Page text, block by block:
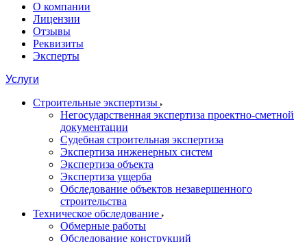
О компании
Лицензии
Отзывы
Реквизиты
Эксперты
Услуги
Строительные экспертизы
Негосударственная экспертиза проектно-сметной
документации
Судебная строительная экспертиза
Экспертиза инженерных систем
Экспертиза объекта
Экспертиза ущерба
Обследование объектов незавершенного
строительства
Техническое обследование
Обмерные работы
Обследование конструкций